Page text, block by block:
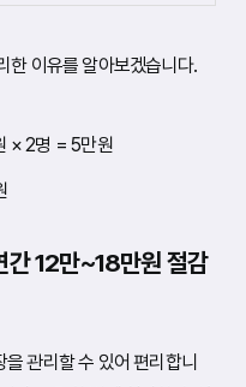
한 이유를 알아보겠습니다.
× 2명 = 5만원
간 12만~18만원 절감
관리할 수 있어 편리합니